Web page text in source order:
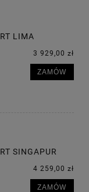
LIMA
3 929,00 zł
ZAMÓW
SINGAPUR
4 259,00 zł
ZAMÓW